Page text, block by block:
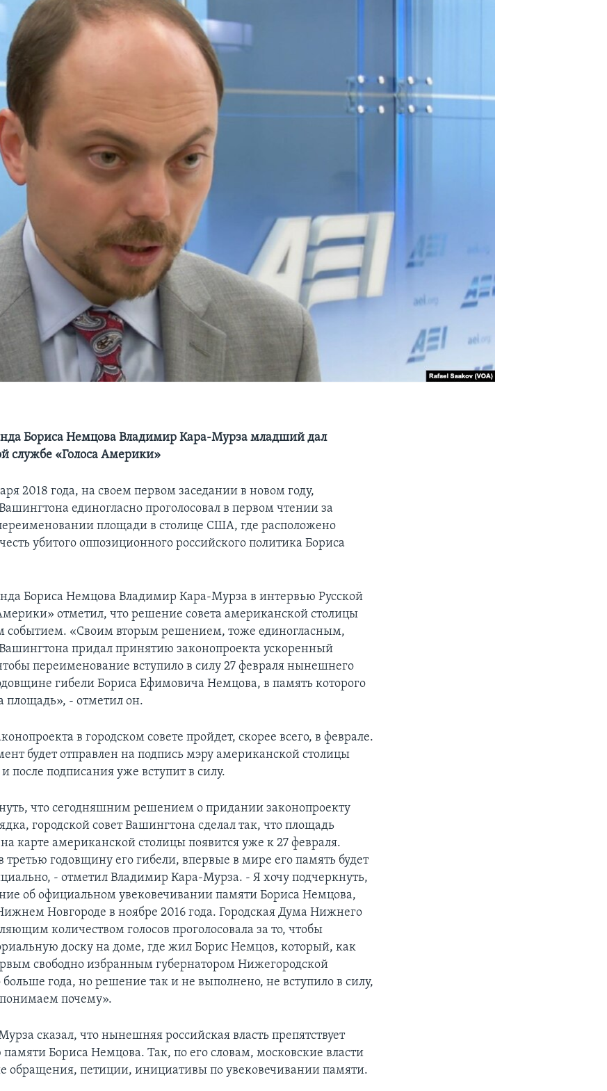
Бориса Немцова Владимир Кара-Мурза младший дал
службе «Голоса Америки»
2018 года, на своем первом заседании в новом году,
единогласно проголосовал в первом чтении за
площади в столице США, где расположено
убитого оппозиционного российского политика Бориса
Бориса Немцова Владимир Кара-Мурза в интервью Русской
отметил, что решение совета американской столицы
событием. «Своим вторым решением, тоже единогласным,
Вашингтона придал принятию законопроекта ускоренный
переименование вступило в силу 27 февраля нынешнего
гибели Бориса Ефимовича Немцова, в память которого
площадь», - отметил он.
в городском совете пройдет, скорее всего, в феврале.
будет отправлен на подпись мэру американской столицы
после подписания уже вступит в силу.
что сегодняшним решением о придании законопроекту
городской совет Вашингтона сделал так, что площадь
карте американской столицы появится уже к 27 февраля.
третью годовщину его гибели, впервые в мире его память будет
- отметил Владимир Кара-Мурза. - Я хочу подчеркнуть,
об официальном увековечивании памяти Бориса Немцова,
Новгороде в ноябре 2016 года. Городская Дума Нижнего
количеством голосов проголосовала за то, чтобы
доску на доме, где жил Борис Немцов, который, как
свободно избранным губернатором Нижегородской
года, но решение так и не выполнено, не вступило в силу,
почему».
сказал, что нынешняя российская власть препятствует
Бориса Немцова. Так, по его словам, московские власти
обращения, петиции, инициативы по увековечивании памяти.